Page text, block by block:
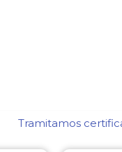
Tramitamos